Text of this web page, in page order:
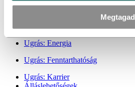
Megtagad
Iparágak, melyeket kiszolgálunk
Ugrás: Energia
Ugrás: Fenntarthatóság
Ugrás: Karrier